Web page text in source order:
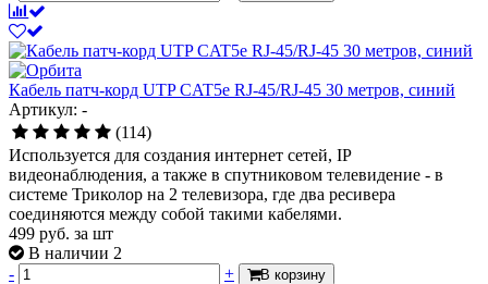
Кабель патч-корд UTP CAT5e RJ-45/RJ-45 30 метров, синий
Артикул: -
(114)
Используется для создания интернет сетей, IP
видеонаблюдения, а также в спутниковом телевидение - в
системе Триколор на 2 телевизора, где два ресивера
соединяются между собой такими кабелями.
499 руб. за шт
В наличии 2
-
+ В корзину